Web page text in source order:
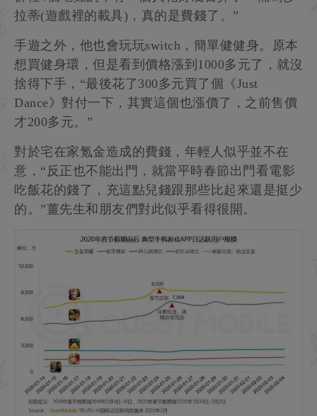
拉蒂(遊戲裡的載具)，真的是費錢了。”
手遊之外，他也會玩玩switch，簡單健健身。原本
想買健身環，但是看到價格漲到1000多元了，就沒
捨得下手，“最後花了300多元買了個《Just
Dance》對付一下，其實這個也漲價了，之前售價
才200多元。”
對於宅在家氪金造成的費錢，年輕人似乎並不在
意，“反正也不能出門，就當平時春節出門看電影
吃飯花的錢了，充這點兒錢跟那些比起來還是挺少
的。”薑先生和朋友們對此似乎看得很開。